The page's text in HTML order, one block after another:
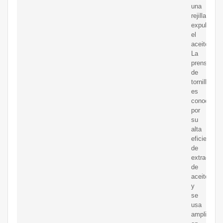
una
rejilla,
el
aceite.
La
prensa
de
tornillo
es
conocida
por
su
alta
eficiencia
de
extracción
de
aceite
y
se
usa